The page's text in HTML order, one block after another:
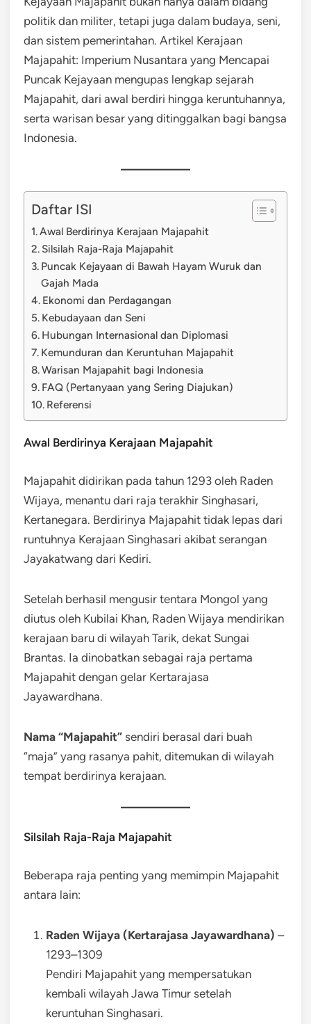
politik dan militer, tetapi juga dalam budaya, seni,
dan sistem pemerintahan. Artikel Kerajaan
Majapahit: Imperium Nusantara yang Mencapai
Puncak Kejayaan mengupas lengkap sejarah
Majapahit, dari awal berdiri hingga keruntuhannya,
serta warisan besar yang ditinggalkan bagi bangsa
Indonesia.
Daftar ISI
Awal Berdirinya Kerajaan Majapahit
Silsilah Raja-Raja Majapahit
Puncak Kejayaan di Bawah Hayam Wuruk dan
Gajah Mada
Ekonomi dan Perdagangan
Kebudayaan dan Seni
Hubungan Internasional dan Diplomasi
Kemunduran dan Keruntuhan Majapahit
Warisan Majapahit bagi Indonesia
FAQ (Pertanyaan yang Sering Diajukan)
Referensi
Awal Berdirinya Kerajaan Majapahit
Majapahit didirikan pada tahun 1293 oleh Raden
Wijaya, menantu dari raja terakhir Singhasari,
Kertanegara. Berdirinya Majapahit tidak lepas dari
runtuhnya Kerajaan Singhasari akibat serangan
Jayakatwang dari Kediri.
Setelah berhasil mengusir tentara Mongol yang
diutus oleh Kubilai Khan, Raden Wijaya mendirikan
kerajaan baru di wilayah Tarik, dekat Sungai
Brantas. Ia dinobatkan sebagai raja pertama
Majapahit dengan gelar Kertarajasa
Jayawardhana.
Nama “Majapahit” sendiri berasal dari buah
“maja” yang rasanya pahit, ditemukan di wilayah
tempat berdirinya kerajaan.
Silsilah Raja-Raja Majapahit
Beberapa raja penting yang memimpin Majapahit
antara lain:
Raden Wijaya (Kertarajasa Jayawardhana) –
1293–1309
Pendiri Majapahit yang mempersatukan
kembali wilayah Jawa Timur setelah
keruntuhan Singhasari.